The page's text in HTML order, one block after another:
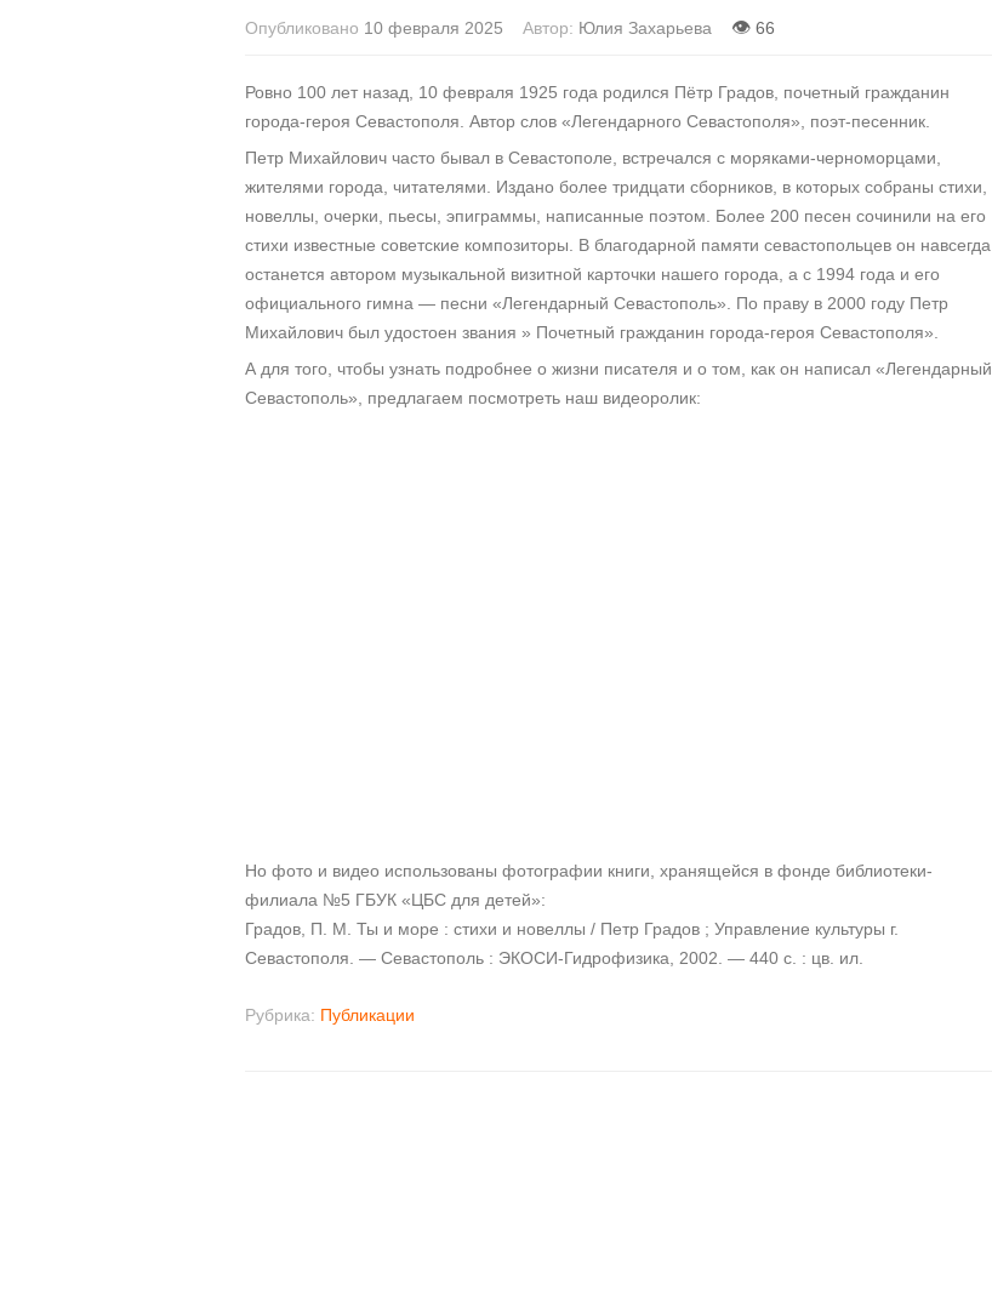
Опубликовано 10 февраля 2025 Автор: Юлия Захарьева 👁 66
Ровно 100 лет назад, 10 февраля 1925 года родился Пётр Градов, почетный гражданин
города-героя Севастополя. Автор слов «Легендарного Севастополя», поэт-песенник.
Петр Михайлович часто бывал в Севастополе, встречался с моряками-черноморцами,
жителями города, читателями. Издано более тридцати сборников, в которых собраны стихи,
новеллы, очерки, пьесы, эпиграммы, написанные поэтом. Более 200 песен сочинили на его
стихи известные советские композиторы. В благодарной памяти севастопольцев он навсегда
останется автором музыкальной визитной карточки нашего города, а с 1994 года и его
официального гимна — песни «Легендарный Севастополь». По праву в 2000 году Петр
Михайлович был удостоен звания » Почетный гражданин города-героя Севастополя».
А для того, чтобы узнать подробнее о жизни писателя и о том, как он написал «Легендарный
Севастополь», предлагаем посмотреть наш видеоролик:
Но фото и видео использованы фотографии книги, хранящейся в фонде библиотеки-
филиала №5 ГБУК «ЦБС для детей»:
Градов, П. М. Ты и море : стихи и новеллы / Петр Градов ; Управление культуры г.
Севастополя. — Севастополь : ЭКОСИ-Гидрофизика, 2002. — 440 с. : цв. ил.
Рубрика: Публикации